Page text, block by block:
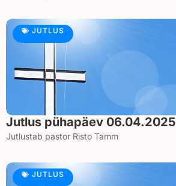
Jutlus pühapäev 06.04.2025
Jutlustab pastor Risto Tamm
JUTLUS
JUTLUS